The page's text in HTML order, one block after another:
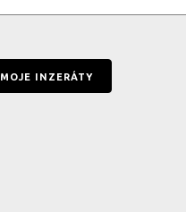
MOJE INZERÁTY